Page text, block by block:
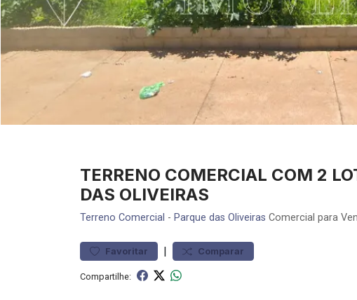
TERRENO COMERCIAL COM 2
DAS OLIVEIRAS
Terreno Comercial - Parque das Oliveiras Comercial para
Favoritar | Comparar
Compartilhe: